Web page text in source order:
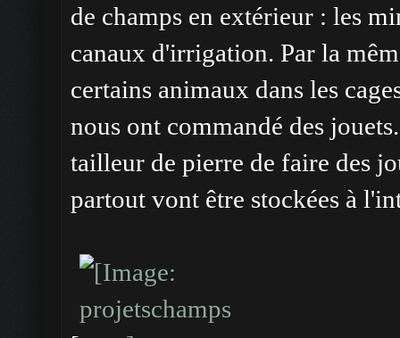
de champs en extérieur : les
canaux d'irrigation. Par la
certains animaux dans les
nous ont commandé des
tailleur de pierre de faire des
partout vont être stockées à